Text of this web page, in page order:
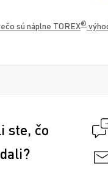
sú náplne TOREX®
ste, čo